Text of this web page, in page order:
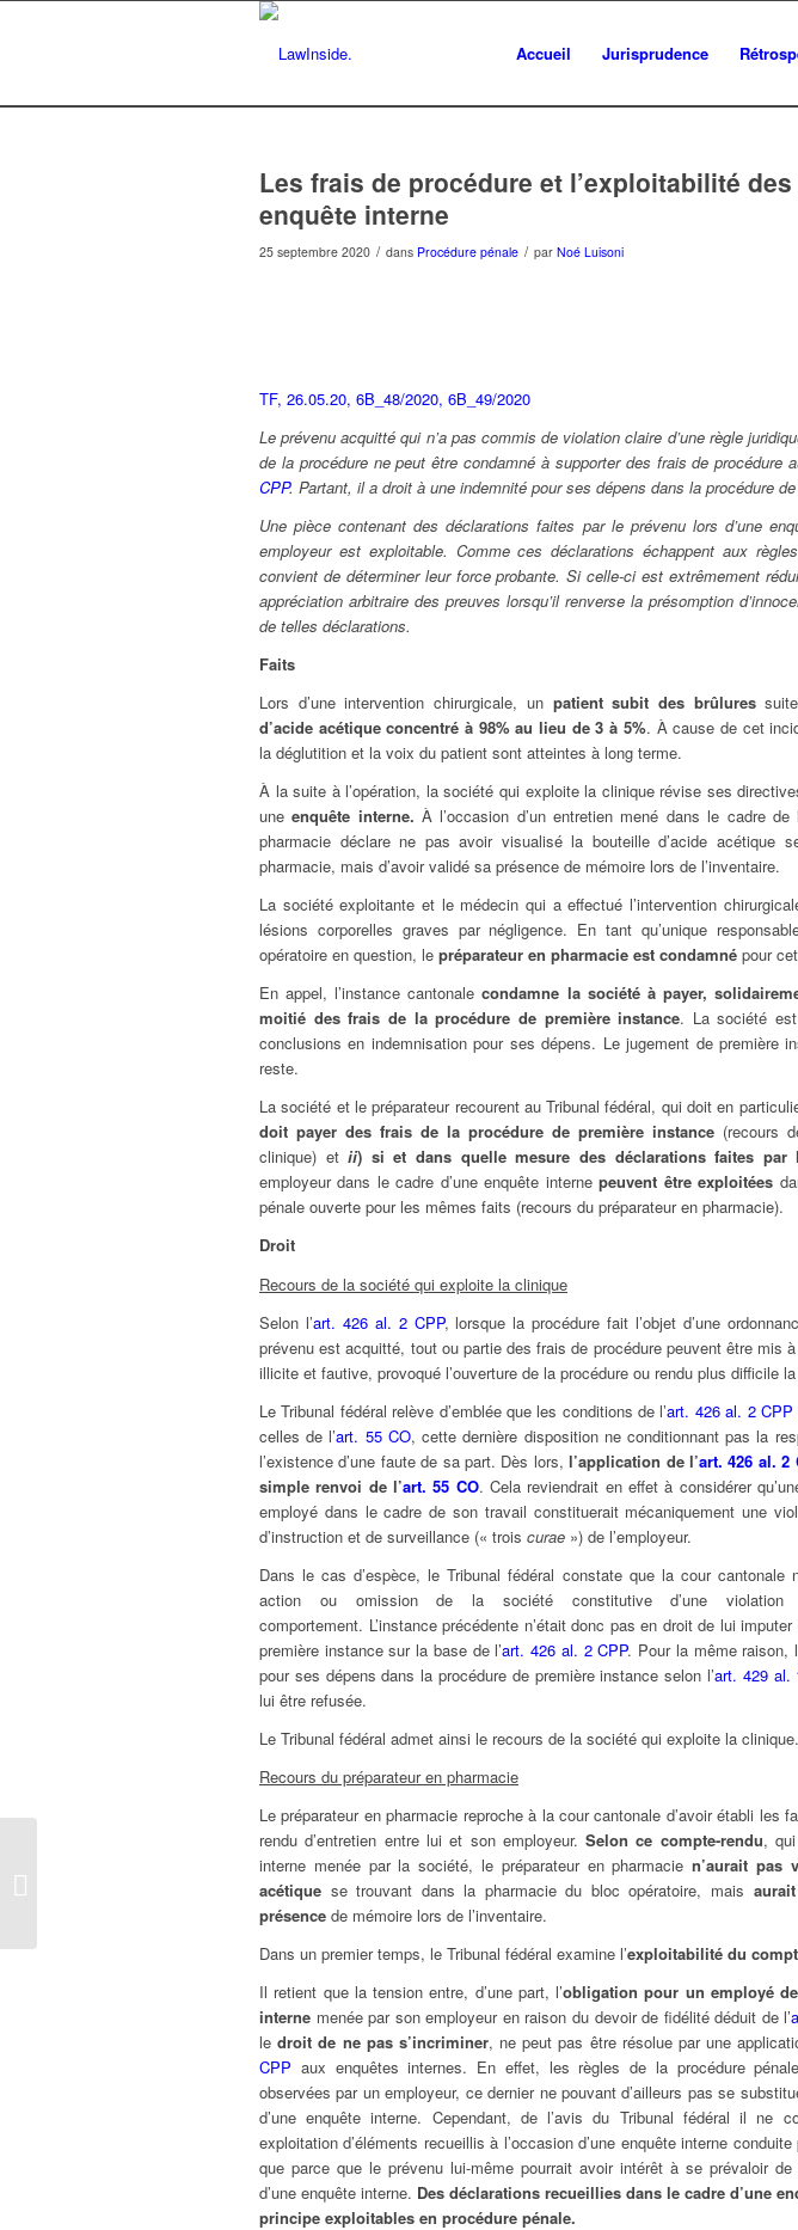
Accueil Jurisprudence
Les frais de procédure et l’exploitabilité des
enquête interne
25 septembre 2020 / dans Procédure pénale / par Noé Luisoni
TF, 26.05.20, 6B_48/2020, 6B_49/2020
Le prévenu acquitté qui n’a pas commis de violation claire d’une règle
de la procédure ne peut être condamné à supporter des frais de procédure
CPP. Partant, il a droit à une indemnité pour ses dépens dans la procédure
Une pièce contenant des déclarations faites par le prévenu lors d’une
employeur est exploitable. Comme ces déclarations échappent aux
convient de déterminer leur force probante. Si celle-ci est extrêmement
appréciation arbitraire des preuves lorsqu’il renverse la présomption
de telles déclarations.
Faits
Lors d’une intervention chirurgicale, un patient subit des brûlures
d’acide acétique concentré à 98% au lieu de 3 à 5%. À cause de cet
la déglutition et la voix du patient sont atteintes à long terme.
À la suite à l’opération, la société qui exploite la clinique révise ses
uneenquête interne. À l’occasion d’un entretien mené dans le cadre de
pharmacie déclare ne pas avoir visualisé la bouteille d’acide acétique
pharmacie, mais d’avoir validé sa présence de mémoire lors de l’inventaire.
La société exploitante et le médecin qui a effectué l’intervention
lésions corporelles graves par négligence. En tant qu’unique
opératoire en question, le préparateur en pharmacie est condamné pour
En appel, l’instance cantonalecondamne la société à payer,
moitié des frais de la procédure de première instance. La société
conclusions en indemnisation pour ses dépens. Le jugement de première
reste.
La société et le préparateur recourent au Tribunal fédéral, qui doit en
doit payer des frais de la procédure de première instance(recours
clinique) etii) si et dans quelle mesure des déclarations faites par
employeur dans le cadre d’une enquête internepeuvent être exploitées
pénale ouverte pour les mêmes faits (recours du préparateur en pharmacie).
Droit
Recours de la société qui exploite la clinique
Selon l’art. 426 al. 2 CPP, lorsque la procédure fait l’objet d’une
prévenu est acquitté, tout ou partie des frais de procédure peuvent être mis
illicite et fautive, provoqué l’ouverture de la procédure ou rendu plus difficile
Le Tribunal fédéral relève d’emblée que les conditions de l’art. 426 al. 2 CPP
celles de l’art. 55 CO, cette dernière disposition ne conditionnant pas la
l’existence d’une faute de sa part. Dès lors, l’application de l’art. 426 al. 2
simple renvoi de l’art. 55 CO. Cela reviendrait en effet à considérer
employé dans le cadre de son travail constituerait mécaniquement une
d’instruction et de surveillance (« trois curae ») de l’employeur.
Dans le cas d’espèce, le Tribunal fédéral constate que la cour cantonale
action ou omission de la société constitutive d’une violation
comportement. L’instance précédente n’était donc pas en droit de lui
première instance sur la base de l’art. 426 al. 2 CPP. Pour la même raison,
pour ses dépens dans la procédure de première instance selon l’art. 429 al.
lui être refusée.
Le Tribunal fédéral admet ainsi le recours de la société qui exploite la clinique.
Recours du préparateur en pharmacie
Le préparateur en pharmacie reproche à la cour cantonale d’avoir établi les
rendu d’entretien entre lui et son employeur.Selon ce compte-rendu,
interne menée par la société, le préparateur en pharmacien’aurait pas
acétique se trouvant dans la pharmacie du bloc opératoire, mais
présence de mémoire lors de l’inventaire.
Dans un premier temps, le Tribunal fédéral examine l’exploitabilité du
Il retient que la tension entre, d’une part, l’obligation pour un employé
interne menée par son employeur en raison du devoir de fidélité déduit de l’
ledroit de ne pas s’incriminer, ne peut pas être résolue par une
CPP aux enquêtes internes. En effet, les règles de la procédure
observées par un employeur, ce dernier ne pouvant d’ailleurs pas se
d’une enquête interne. Cependant, de l’avis du Tribunal fédéral il ne
exploitation d’éléments recueillis à l’occasion d’une enquête interne
que parce que le prévenu lui-même pourrait avoir intérêt à se prévaloir
d’une enquête interne. Des déclarations recueillies dans le cadre d’une
principe exploitables en procédure pénale.